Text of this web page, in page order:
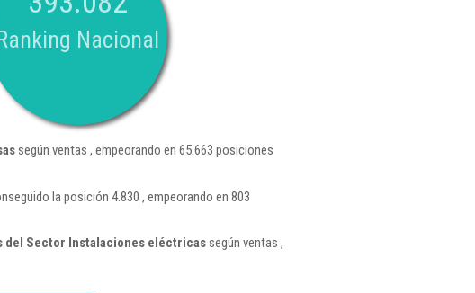
Nacional
según ventas , empeorando en 65.663 posiciones
la posición 4.830 , empeorando en 803
del Sector Instalaciones eléctricassegún ventas ,